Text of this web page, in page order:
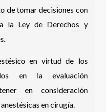
de tomar decisiones con
la Ley de Derechos y
en virtud de los
en la evaluación
en consideración
en cirugía.